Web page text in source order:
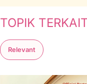
TOPIK
Relevant